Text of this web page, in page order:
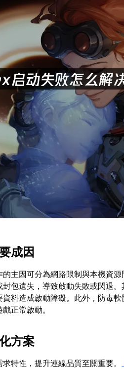
成因
的主因可分為網路限制與本機資
封包遺失，導致啟動失敗或閃退
資料造成啟動障礙。此外，防毒
正常啟動。
方案
特性，提升連線品質至關重要。